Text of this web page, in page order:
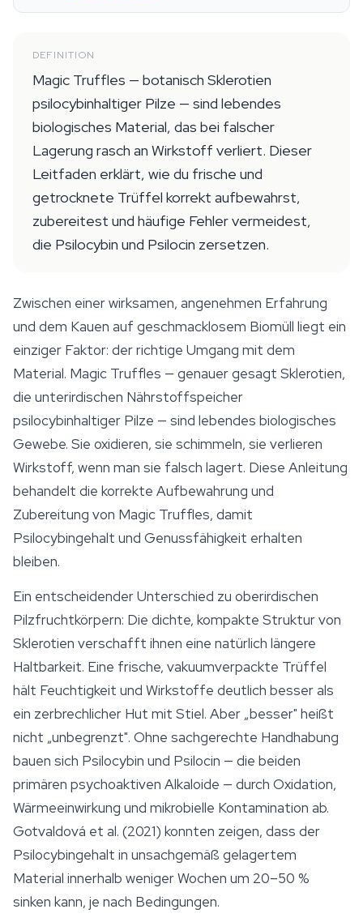
DEFINITION
Magic Truffles — botanisch Sklerotien
psilocybinhaltiger Pilze — sind lebendes
biologisches Material, das bei falscher
Lagerung rasch an Wirkstoff verliert. Dieser
Leitfaden erklärt, wie du frische und
getrocknete Trüffel korrekt aufbewahrst,
zubereitest und häufige Fehler vermeidest,
die Psilocybin und Psilocin zersetzen.
Zwischen einer wirksamen, angenehmen Erfahrung
und dem Kauen auf geschmacklosem Biomüll liegt ein
einziger Faktor: der richtige Umgang mit dem
Material. Magic Truffles — genauer gesagt Sklerotien,
die unterirdischen Nährstoffspeicher
psilocybinhaltiger Pilze — sind lebendes biologisches
Gewebe. Sie oxidieren, sie schimmeln, sie verlieren
Wirkstoff, wenn man sie falsch lagert. Diese Anleitung
behandelt die korrekte Aufbewahrung und
Zubereitung von Magic Truffles, damit
Psilocybingehalt und Genussfähigkeit erhalten
bleiben.
Ein entscheidender Unterschied zu oberirdischen
Pilzfruchtkörpern: Die dichte, kompakte Struktur von
Sklerotien verschafft ihnen eine natürlich längere
Haltbarkeit. Eine frische, vakuumverpackte Trüffel
hält Feuchtigkeit und Wirkstoffe deutlich besser als
ein zerbrechlicher Hut mit Stiel. Aber „besser" heißt
nicht „unbegrenzt". Ohne sachgerechte Handhabung
bauen sich Psilocybin und Psilocin — die beiden
primären psychoaktiven Alkaloide — durch Oxidation,
Wärmeeinwirkung und mikrobielle Kontamination ab.
Gotvaldová et al. (2021) konnten zeigen, dass der
Psilocybingehalt in unsachgemäß gelagertem
Material innerhalb weniger Wochen um 20–50 %
sinken kann, je nach Bedingungen.